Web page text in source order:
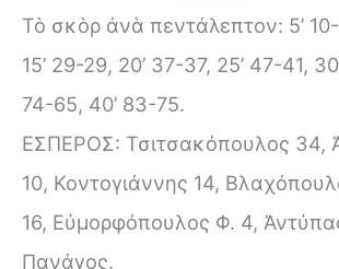
Τὸ σκὸρ ἀνὰ πεντάλεπτον: 5’ 10-
15’ 29-29, 20’ 37-37, 25’ 47-41,
74-65, 40’ 83-75.
ΕΣΠΕΡΟΣ: Τσιτσακόπουλος 34,
10, Κοντογιάννης 14,
16, Εὐμορφόπουλος Φ. 4,
Πανάγος.